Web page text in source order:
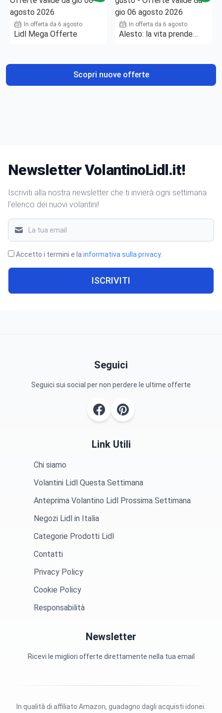
In offerta da 6 agosto
Lidl Mega Offerte
In offerta da 6 agosto
Alesto: la vita prende
Scopri nuove offerte
Newsletter VolantinoLidl.it!
Iscriviti alla nostra newsletter che ti invierà ogni settimana
l'elenco dei nuovi volantini!
Accetto i termini e lainformativa sulla privacy.
ISCRIVITI
Seguici
Seguici sui social per non perdere le ultime offerte
Link Utili
Chi siamo
Volantini Lidl Questa Settimana
Anteprima Volantino Lidl Prossima Settimana
Negozi Lidl in Italia
Categorie Prodotti Lidl
Contatti
Privacy Policy
Cookie Policy
Responsabilità
Newsletter
Ricevi le migliori offerte direttamente nella tua email
In qualità di affiliato Amazon, guadagno dagli acquisti idonei.